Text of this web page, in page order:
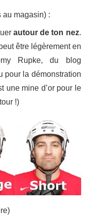
au magasin) :
autour de ton nez.
être légèrement en
Rupke, du blog
pour la démonstration
une mine d’or pour le
!)